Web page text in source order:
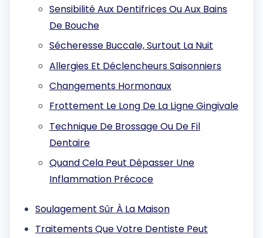
Sensibilité Aux Dentifrices Ou Aux Bains
De Bouche
Sécheresse Buccale, Surtout La Nuit
Allergies Et Déclencheurs Saisonniers
Changements Hormonaux
Frottement Le Long De La Ligne Gingivale
Technique De Brossage Ou De Fil
Dentaire
Quand Cela Peut Dépasser Une
Inflammation Précoce
Soulagement Sûr À La Maison
Traitements Que Votre Dentiste Peut